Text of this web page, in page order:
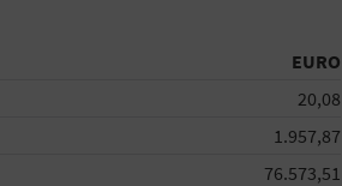
EURO
20,08
1.957,87
76.573,51